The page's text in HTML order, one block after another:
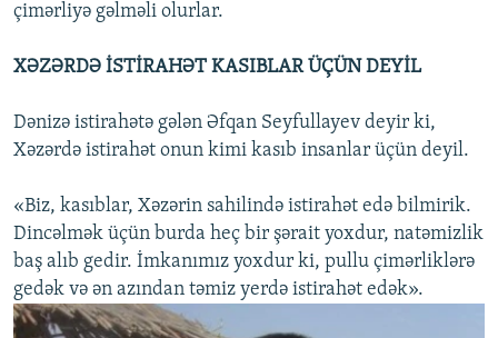
çimərliyə gəlməli olurlar.
XƏZƏRDƏ İSTİRAHƏT KASIBLAR ÜÇÜN DEYİL
Dənizə istirahətə gələn Əfqan Seyfullayev deyir ki,
Xəzərdə istirahət onun kimi kasıb insanlar üçün deyil.
«Biz, kasıblar, Xəzərin sahilində istirahət edə bilmirik.
Dincəlmək üçün burda heç bir şərait yoxdur, natəmizlik
baş alıb gedir. İmkanımız yoxdur ki, pullu çimərliklərə
gedək və ən azından təmiz yerdə istirahət edək».